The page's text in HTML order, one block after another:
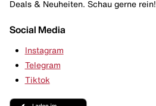
Deals & Neuheiten. Schau gerne rein!
Social Media
Instagram
Telegram
Tiktok